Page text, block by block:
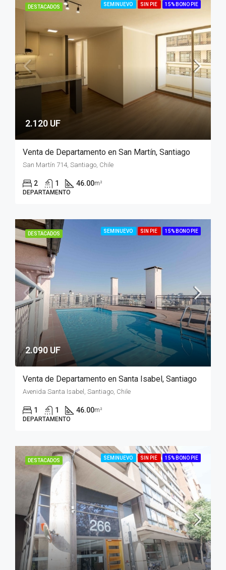
DESTACADOS SEMINUEVO SIN PIE 15% BONO PIE
2.120 UF
Venta de Departamento en San Martín, Santiago
San Martín 714, Santiago, Chile
2 1 46.00m²
DEPARTAMENTO
DESTACADOS SEMINUEVO SIN PIE 15% BONO PIE
2.090 UF
Venta de Departamento en Santa Isabel, Santiago
Avenida Santa Isabel, Santiago, Chile
1 1 46.00m²
DEPARTAMENTO
DESTACADOS SEMINUEVO SIN PIE 15% BONO PIE